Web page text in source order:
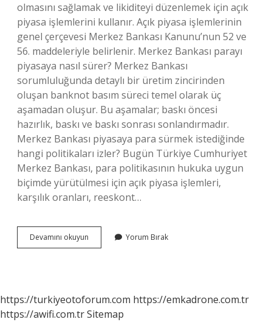
olmasını sağlamak ve likiditeyi düzenlemek için açık
piyasa işlemlerini kullanır. Açık piyasa işlemlerinin
genel çerçevesi Merkez Bankası Kanunu’nun 52 ve
56. maddeleriyle belirlenir. Merkez Bankası parayı
piyasaya nasıl sürer? Merkez Bankası
sorumluluğunda detaylı bir üretim zincirinden
oluşan banknot basım süreci temel olarak üç
aşamadan oluşur. Bu aşamalar; baskı öncesi
hazırlık, baskı ve baskı sonrası sonlandırmadır.
Merkez Bankası piyasaya para sürmek istediğinde
hangi politikaları izler? Bugün Türkiye Cumhuriyet
Merkez Bankası, para politikasının hukuka uygun
biçimde yürütülmesi için açık piyasa işlemleri,
karşılık oranları, reeskont…
Devamını okuyun
Bankasının
Ne
Denir
Yorum Bırak
https://turkiyeotoforum.com https://emkadrone.com.tr
https://awifi.com.trSitemap